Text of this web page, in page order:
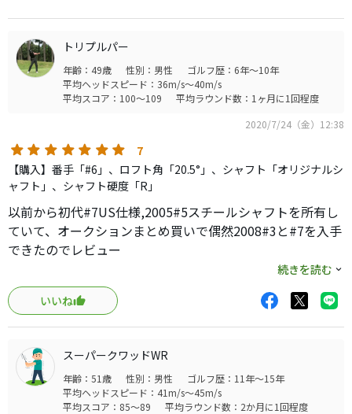
トリプルパー
年齢：49歳 性別：男性
ゴルフ歴：6年～10年
平均ヘッドスピード：36m/s～40m/s
平均スコア：100～109
平均ラウンド数：1ヶ月に1回程度
2020/7/24（金）12:38
7
【購入】番手「#6」、ロフト角「20.5°」、シャフト「オリジナルシ
ャフト」、シャフト硬度「R」
以前から初代#7US仕様,2005#5スチールシャフトを所有し
ていて、オークションまとめ買いで偶然2008#3と#7を入手
できたのでレビュー
シャフトのフレックスは全部Rですが其々使用が異なってい
て
初代:M.A.S2 ULTRALITE
2005:N.S.PRO950FW
2008:RE*AX PLUS
なのでヘッドの感じですが^^;
続きを読む
いいね
スーパークワッドWR
年齢：51歳 性別：男性
ゴルフ歴：11年～15年
平均ヘッドスピード：41m/s～45m/s
平均スコア：85～89
平均ラウンド数：2か月に1回程度